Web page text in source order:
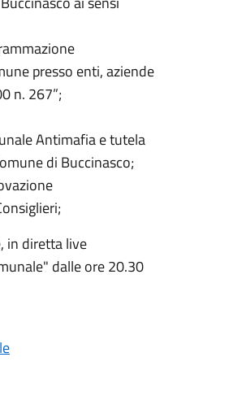
presso enti, aziende
n. 267”;
Antimafia e tutela
di Buccinasco;
in diretta live
dalle ore 20.30